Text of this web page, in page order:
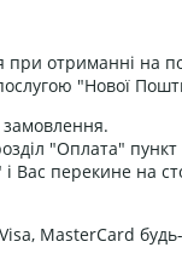
при отриманні на
"Нової
"Оплата"
Вас перекине на
MasterCard